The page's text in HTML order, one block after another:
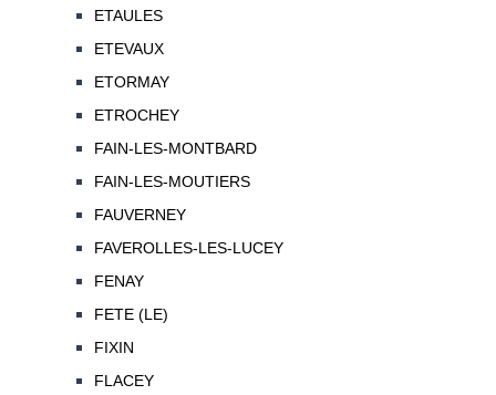
ETAULES
ETEVAUX
ETORMAY
ETROCHEY
FAIN-LES-MONTBARD
FAIN-LES-MOUTIERS
FAUVERNEY
FAVEROLLES-LES-LUCEY
FENAY
FETE (LE)
FIXIN
FLACEY